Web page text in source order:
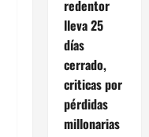
redentor
lleva 25
días
cerrado,
criticas por
pérdidas
millonarias